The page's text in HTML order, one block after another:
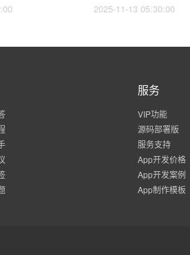
2025-11-13 05:30:00
服务
VIP功能
源码部署版
服务支持
App开发价格
App开发案例
App制作模板